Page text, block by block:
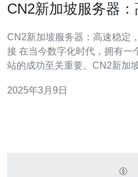
CN2新加坡服务器
CN2新加坡服务器：高速稳定
接 在当今数字化时代，拥有一个高速稳定的服务器对于网
站的成功至关重要。CN2新加
新加坡服务器的特点以及为什么它是
2025年3月9日